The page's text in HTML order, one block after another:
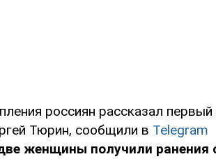
россиян рассказал
Тюрин, сообщили в Telegram
женщины получили ранения